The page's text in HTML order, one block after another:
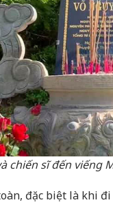
chiến sĩ đến viếng
đặc biệt là khi